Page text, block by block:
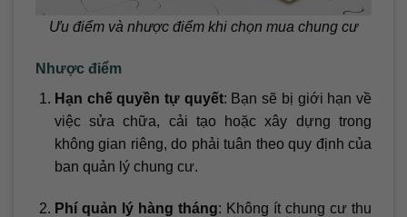
Ưu điểm và nhược điểm khi chọn mua chung cư
Nhược điểm
Hạn chế quyền tự quyết: Bạn sẽ bị giới hạn về
việc sửa chữa, cải tạo hoặc xây dựng trong
không gian riêng, do phải tuân theo quy định của
ban quản lý chung cư.
Phí quản lý hàng tháng: Không ít chung cư thu